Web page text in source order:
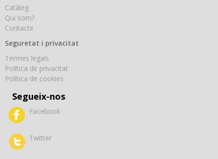
Catàleg
Qui som?
Contacte
Seguretat i privacitat
Termes legals
Política de privacitat
Política de cookies
Segueix-nos
Facebook
Twitter